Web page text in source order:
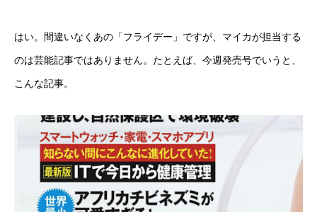
はい。間違いなくあの「フライデー」ですが、マイカが担当する
のは芸能記事ではありません。たとえば、今週発売号でいうと、
こんな記事。